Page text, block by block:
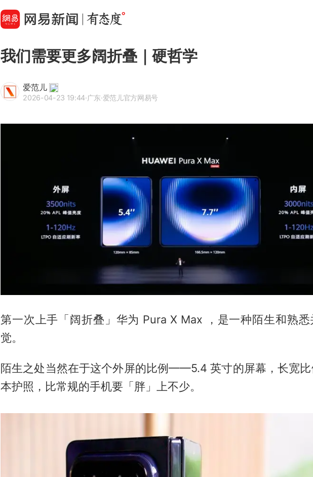
我们需要更多阔折叠｜硬哲学
爱范儿
2026-04-23 19:44·广东·爱范儿官方网易号
第一次上手「阔折叠」华为 Pura X Max ，是一种陌生和熟悉
觉。
陌生之处当然在于这个外屏的比例——5.4 英寸的屏幕，长宽比
本护照，比常规的手机要「胖」上不少。